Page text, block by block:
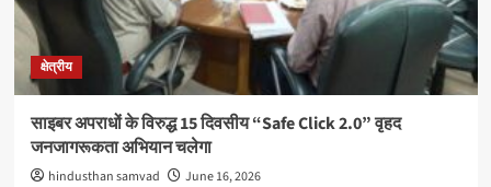
क्षेत्रीय
साइबर अपराधों के विरुद्ध 15 दिवसीय “Safe Click 2.0” वृहद
जनजागरूकता अभियान चलेगा
hindusthan samvad June 16, 2026